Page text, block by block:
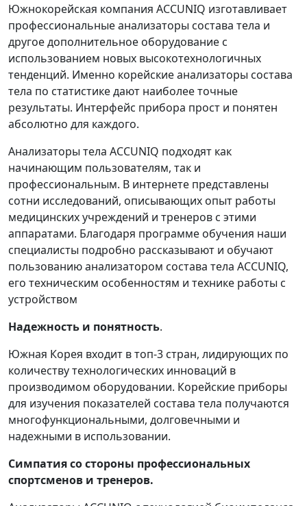
Южнокорейская компания ACCUNIQ изготавливает
профессиональные анализаторы состава тела и
другое дополнительное оборудование с
использованием новых высокотехнологичных
тенденций. Именно корейские анализаторы состава
тела по статистике дают наиболее точные
результаты. Интерфейс прибора прост и понятен
абсолютно для каждого.
Анализаторы тела ACCUNIQ подходят как
начинающим пользователям, так и
профессиональным. В интернете представлены
сотни исследований, описывающих опыт работы
медицинских учреждений и тренеров с этими
аппаратами. Благодаря программе обучения наши
специалисты подробно рассказывают и обучают
пользованию анализатором состава тела ACCUNIQ,
его техническим особенностям и технике работы с
устройством
Надежность и понятность.
Южная Корея входит в топ-3 стран, лидирующих по
количеству технологических инноваций в
производимом оборудовании. Корейские приборы
для изучения показателей состава тела получаются
многофункциональными, долговечными и
надежными в использовании.
Симпатия со стороны профессиональных
спортсменов и тренеров.